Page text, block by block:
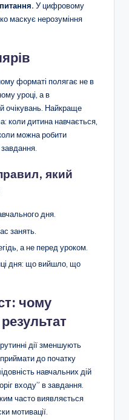
У цифровому
маскує нерозуміння
форматі полягає не в
уроці, а в
очікувань. Найкраще
коли дитина навчається,
можна робити
який
дня.
занять.
а не перед уроком.
дня: що вийшло, що
чому
дії зменшують
приймати до початку
навчальних дій
входу” в завдання.
часто виявляється
мотивації.